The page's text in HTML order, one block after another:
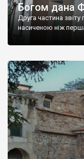
Богом дана
Друга частина
насиченою ніж